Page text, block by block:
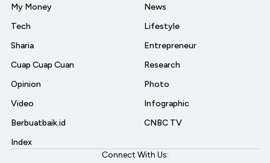
My Money
Tech
Sharia
Cuap Cuap Cuan
Opinion
Video
Berbuatbaik.id
Index
News
Lifestyle
Entrepreneur
Research
Photo
Infographic
CNBC TV
Connect With Us: